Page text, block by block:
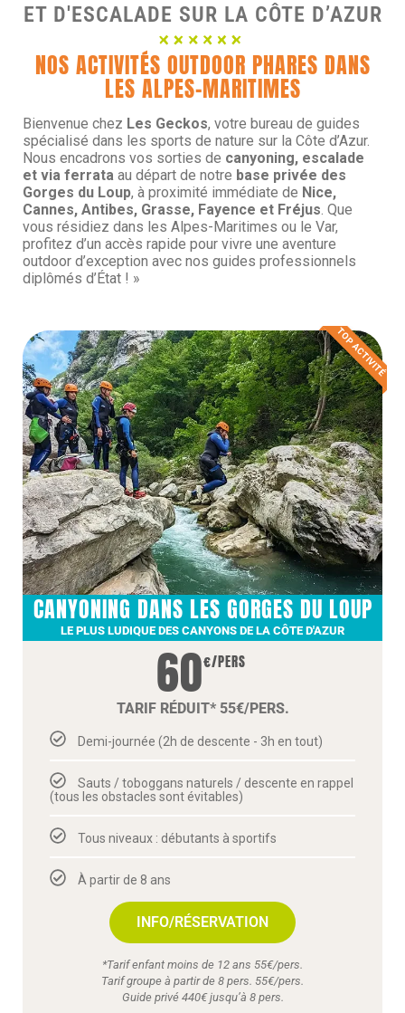
ET D'ESCALADE SUR LA CÔTE D’AZUR
NOS ACTIVITÉS OUTDOOR PHARES DANS
LES ALPES-MARITIMES
Bienvenue chez Les Geckos, votre bureau de guides
spécialisé dans les sports de nature sur la Côte d’Azur.
Nous encadrons vos sorties de canyoning, escalade
et via ferrata au départ de notre base privée des
Gorges du Loup, à proximité immédiate de Nice,
Cannes, Antibes, Grasse, Fayence et Fréjus. Que
vous résidiez dans les Alpes-Maritimes ou le Var,
profitez d’un accès rapide pour vivre une aventure
outdoor d’exception avec nos guides professionnels
diplômés d’État ! »
TOP ACTIVITÉ
CANYONING DANS LES GORGES DU LOUP
LE PLUS LUDIQUE DES CANYONS DE LA CÔTE D'AZUR
60€/PERS
TARIF RÉDUIT* 55€/PERS.
Demi-journée (2h de descente - 3h en tout)
Sauts / toboggans naturels / descente en rappel
(tous les obstacles sont évitables)
Tous niveaux : débutants à sportifs
À partir de 8 ans
INFO/RÉSERVATION
*Tarif enfant moins de 12 ans 55€/pers.
Tarif groupe à partir de 8 pers. 55€/pers.
Guide privé 440€ jusqu’à 8 pers.